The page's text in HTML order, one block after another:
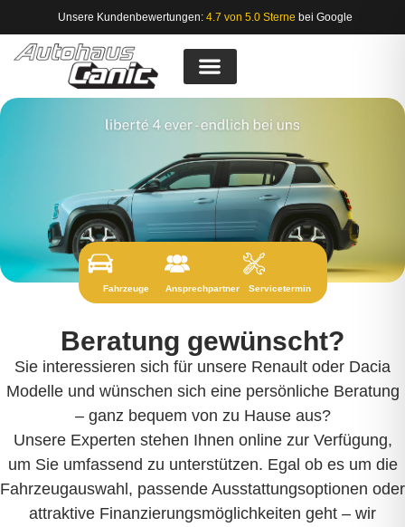
Unsere Kundenbewertungen: 4.7 von 5.0 Sterne bei Google
Fahrzeuge Ansprechpartner Servicetermin
Beratung gewünscht?
Sie interessieren sich für unsere Renault oder Dacia
Modelle und wünschen sich eine persönliche Beratung
– ganz bequem von zu Hause aus?
Unsere Experten stehen Ihnen online zur Verfügung,
um Sie umfassend zu unterstützen. Egal ob es um die
Fahrzeugauswahl, passende Ausstattungsoptionen oder
attraktive Finanzierungsmöglichkeiten geht – wir